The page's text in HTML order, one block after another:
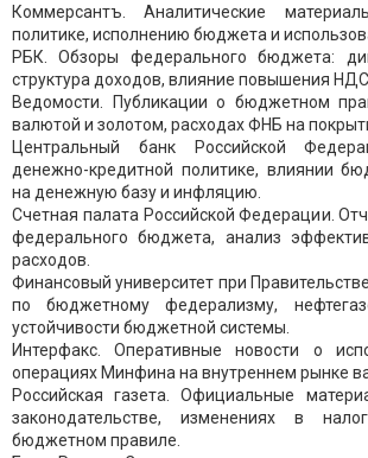
Коммерсантъ. Аналитические
политике, исполнению бюджета и
РБК. Обзоры федерального бюджета:
структура доходов, влияние повышения НДС
Ведомости. Публикации о бюджетном
валютой и золотом, расходах ФНБ на
Центральный банк Российской
денежно-кредитной политике, влиянии
на денежную базу и инфляцию.
Счетная палата Российской Федерации.
федерального бюджета, анализ
расходов.
Финансовый университет при
по бюджетному федерализму,
устойчивости бюджетной системы.
Интерфакс. Оперативные новости о
операциях Минфина на внутреннем рынке
Российская газета. Официальные
законодательстве, изменениях в
бюджетном правиле.